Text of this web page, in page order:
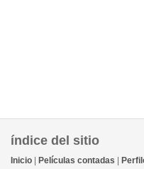
índice del sitio
Inicio Películas contadas